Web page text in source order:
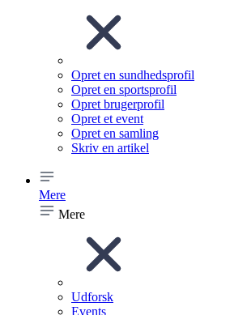
Opret en sundhedsprofil
Opret en sportsprofil
Opret brugerprofil
Opret et event
Opret en samling
Skriv en artikel
Mere
Mere
Udforsk
Events